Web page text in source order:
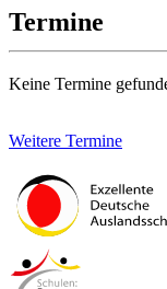
Termine
Keine Termine
Weitere Termine